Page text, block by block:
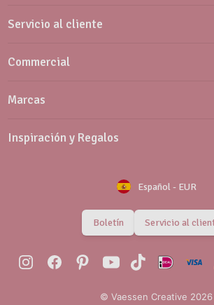
Servicio al cliente
Commercial
Marcas
Inspiración y Regalos
Español- EUR
Boletín Servicio al
© Vaessen Creative 2026